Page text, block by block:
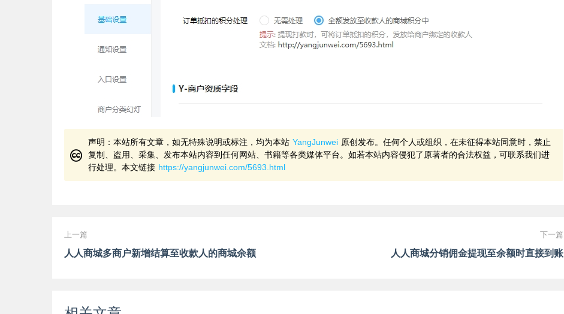
声明：本站所有文章，如无特殊说明或标注，均为本站 YangJunwei 原创发布。任何个人或组织，在未征得本站同意时，禁止
复制、盗用、采集、发布本站内容到任何网站、书籍等各类媒体平台。如若本站内容侵犯了原著者的合法权益，可联系我们进
行处理。本文链接 https://yangjunwei.com/5693.html
上一篇
人人商城多商户新增结算至收款人的商城余额
下一篇
人人商城分销佣金提现至余额时直接到账